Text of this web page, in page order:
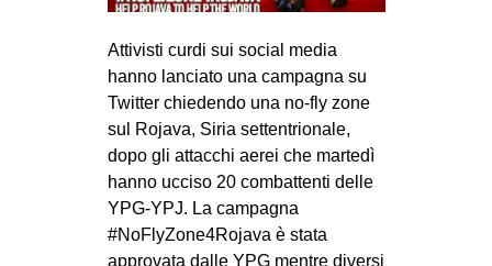
MOBILITAZIONI
SPAZI
SPORT POPOLARE
MOVIMENTI
AMBIENTE
Attivisti curdi sui social media
hanno lanciato una campagna su
Twitter chiedendo una no-fly zone
sul Rojava, Siria settentrionale,
dopo gli attacchi aerei che martedì
hanno ucciso 20 combattenti delle
YPG-YPJ. La campagna
#NoFlyZone4Rojava è stata
approvata dalle YPG mentre diversi